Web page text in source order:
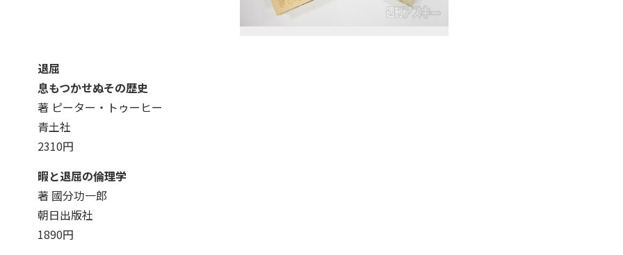
退屈
息もつかせぬその歴史
著 ピーター・トゥーヒー
青土社
2310円
暇と退屈の倫理学
著 國分功一郎
朝日出版社
1890円